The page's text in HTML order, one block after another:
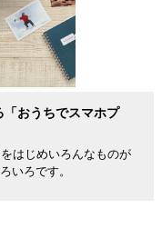
おうちでスマホプ
はじめいろんなものが
いろです。